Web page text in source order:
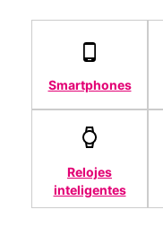
Smartphones
Relojes
inteligentes